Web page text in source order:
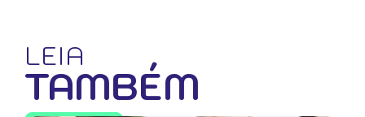
LEIA
TAMBÉM